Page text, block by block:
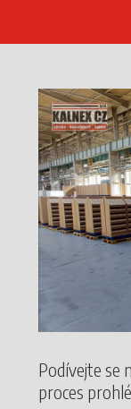
Podívejte se
proces